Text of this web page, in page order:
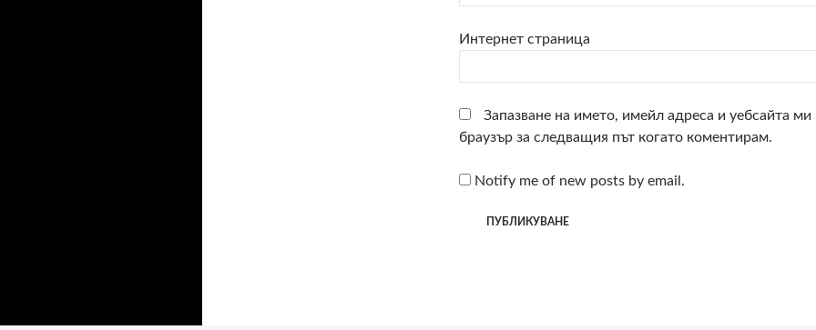
Интернет страница
Запазване на името, имейл адреса и уебсайта ми
браузър за следващия път когато коментирам.
Notify me of new posts by email.